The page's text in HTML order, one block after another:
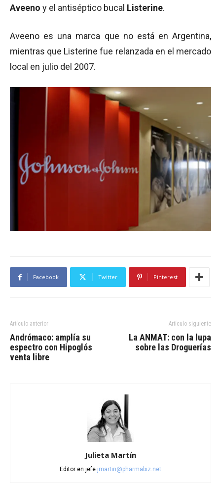
Aveeno y el antiséptico bucal Listerine.
Aveeno es una marca que no está en Argentina,
mientras que Listerine fue relanzada en el mercado
local en julio del 2007.
Facebook Twitter Pinterest
Artículo anterior
Andrómaco: amplía su
espectro con Hipoglós
venta libre
Artículo siguiente
La ANMAT: con la lupa
sobre las Droguerías
Julieta Martín
Editor en jefe jmartin@pharmabiz.net